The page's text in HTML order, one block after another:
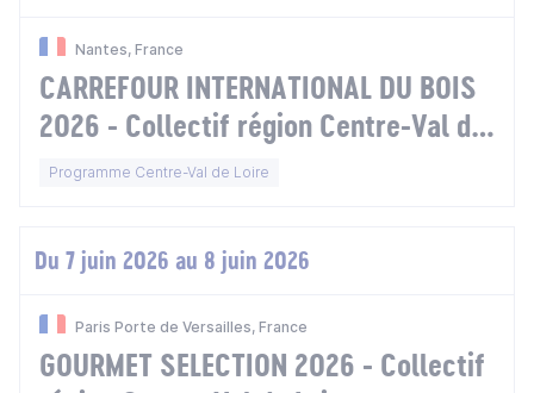
Nantes, France
CARREFOUR INTERNATIONAL DU BOIS
2026 - Collectif région Centre-Val de
Loire
Programme Centre-Val de Loire
Du 7 juin 2026 au 8 juin 2026
Paris Porte de Versailles, France
GOURMET SELECTION 2026 - Collectif